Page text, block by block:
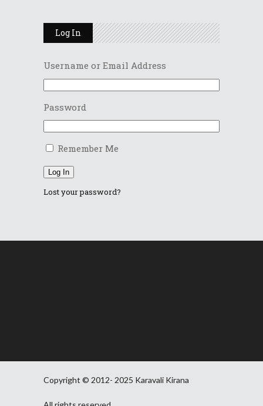
Log In
Username or Email Address
Password
Remember Me
Log In
Lost your password?
Copyright © 2012- 2025 Karavali Kirana